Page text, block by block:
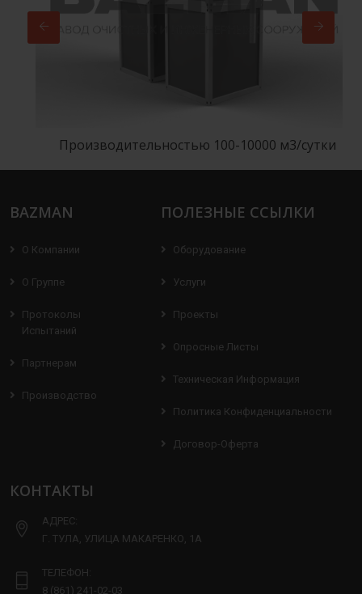
Производительностью 100-10000 м3/сутки
BAZMAN
О Компании
О Группе
Протоколы
Испытаний
Партнерам
Производство
ПОЛЕЗНЫЕ ССЫЛКИ
Оборудование
Услуги
Проекты
Опросные Листы
Техническая Информация
Политика Конфиденциальности
Договор-Оферта
КОНТАКТЫ
АДРЕС:
Г. ТУЛА, УЛИЦА МАКАРЕНКО, 1А
ТЕЛЕФОН:
8 (861) 241-02-03